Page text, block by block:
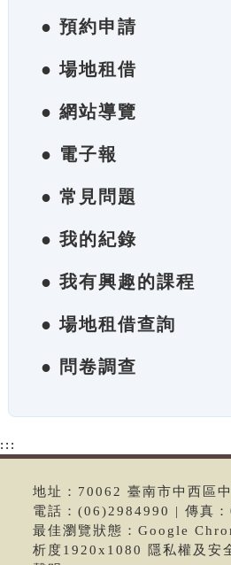
● 預約申請
● 場地租借
● 網站導覽
● 電子報
● 常見問題
● 我的紀錄
● 我有興趣的課程
● 場地租借查詢
● 問卷調查
:::
地址：70062 臺南市中西區
電話：(06)2984990 | 傳真
最佳瀏覽狀態：Google
析度1920x1080 隱私權及安